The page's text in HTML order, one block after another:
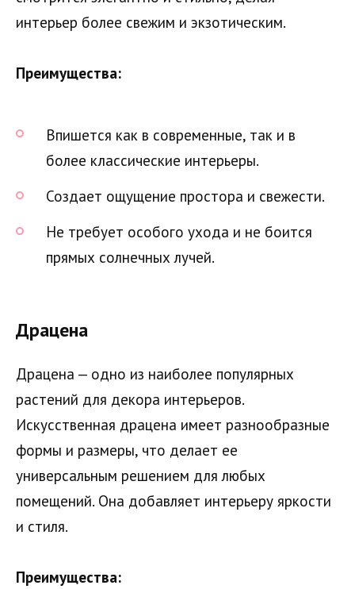
интерьер более свежим и экзотическим.
Преимущества:
Впишется как в современные, так и в
более классические интерьеры.
Создает ощущение простора и свежести.
Не требует особого ухода и не боится
прямых солнечных лучей.
Драцена
Драцена — одно из наиболее популярных
растений для декора интерьеров.
Искусственная драцена имеет разнообразные
формы и размеры, что делает ее
универсальным решением для любых
помещений. Она добавляет интерьеру яркости
и стиля.
Преимущества: